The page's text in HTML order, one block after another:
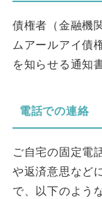
債権者（金融機
ムアールアイ債
を知らせる通知
電話での連絡
ご自宅の固定電
や返済意思など
で、以下のよう